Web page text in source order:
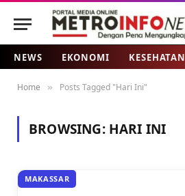
NEWS EKONOMI KESEHATAN
Home » Posts Tagged "Hari Ini"
BROWSING: HARI INI
MAKASSAR